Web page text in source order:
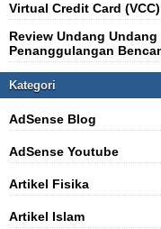
Virtual Credit Card
Review Undang
Penanggulangan
Kategori
AdSense Blog
AdSense Youtube
Artikel Fisika
Artikel Islam